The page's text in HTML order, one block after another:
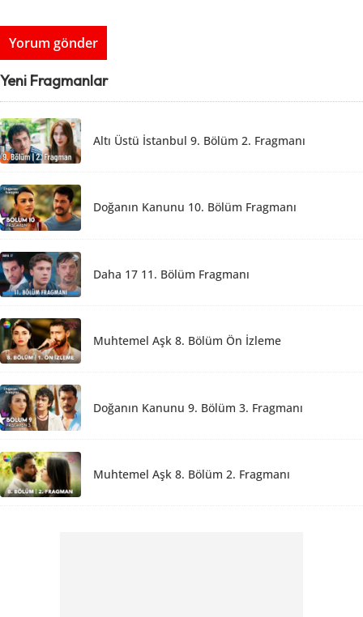
Yeni Fragmanlar
Altı Üstü İstanbul 9. Bölüm 2. Fragmanı
Doğanın Kanunu 10. Bölüm Fragmanı
Daha 17 11. Bölüm Fragmanı
Muhtemel Aşk 8. Bölüm Ön İzleme
Doğanın Kanunu 9. Bölüm 3. Fragmanı
Muhtemel Aşk 8. Bölüm 2. Fragmanı